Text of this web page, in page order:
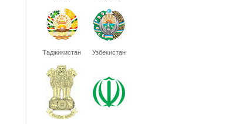
Таджикистан Узбекистан